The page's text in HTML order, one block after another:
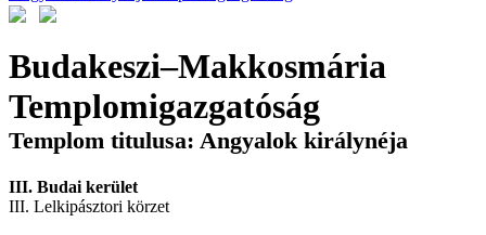
Budakeszi–Makkosmária
Templomigazgatóság
Templom titulusa: Angyalok királynéja
III. Budai kerület
III. Lelkipásztori körzet